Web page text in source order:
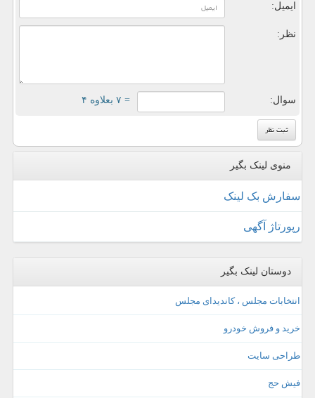
ایمیل:
نظر:
سوال: = ۷ بعلاوه ۴
منوی لینک بگیر
سفارش بک لینک
رپورتاژ آگهی
دوستان لینک بگیر
انتخابات مجلس ، کاندیدای مجلس
خرید و فروش خودرو
طراحی سایت
فیش حج